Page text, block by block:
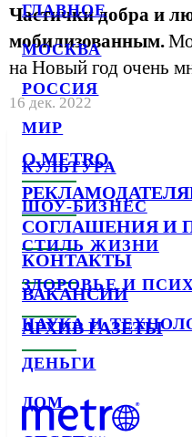
ГЛАВНОЕ
МОСКВА
РОССИЯ
МИР
КУЛЬТУРА
ШОУ-БИЗНЕС
СТИЛЬ ЖИЗНИ
ЗДОРОВЬЕ И
НАУКА И
ДЕНЬГИ
ДОМ
Частички добра и
мобилизованным.
на Новый год очень
16 дек. 2022
О METRO
СОГЛАШЕНИЯ И
КОНТАКТЫ
ВАКАНСИИ
АРХИВ ГАЗЕТЫ